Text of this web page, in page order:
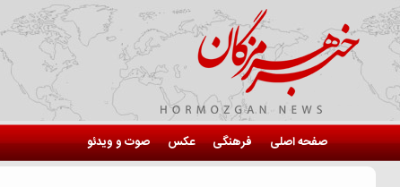
صفحه اصلی فرهنگی عکس صوت و ویدئو